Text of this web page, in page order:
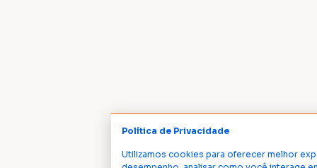
Política de Privacidade
Utilizamos cookies para oferecer melhor